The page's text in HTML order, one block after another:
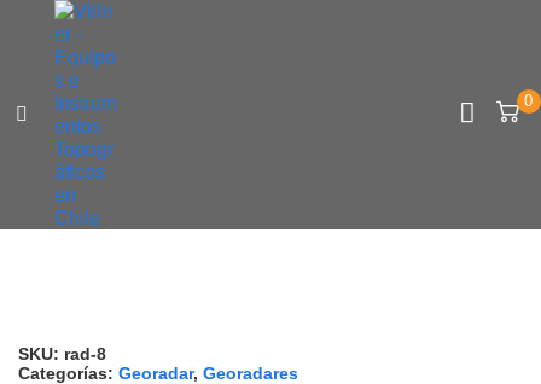
TIENDA ONLINE
ARRIENDOS
SERVICIOS DE INGENIERÍA
0
SKU: rad-8
Categorías: Georadar, Georadares